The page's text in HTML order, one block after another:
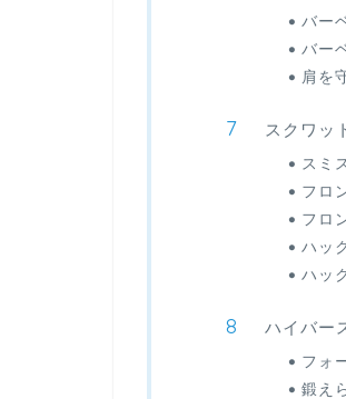
バー
バー
肩を
スクワッ
スミ
フロ
フロ
ハッ
ハッ
ハイバー
フォ
鍛え